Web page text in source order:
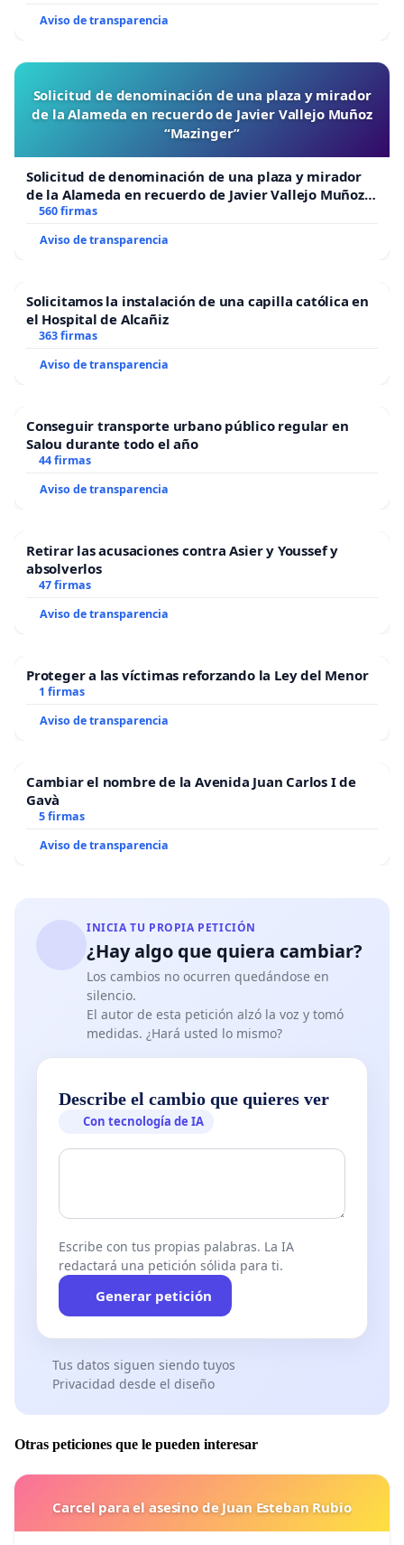
Aviso de transparencia
Solicitud de denominación de una plaza y mirador
de la Alameda en recuerdo de Javier Vallejo Muñoz
“Mazinger”
Solicitud de denominación de una plaza y mirador
de la Alameda en recuerdo de Javier Vallejo Muñoz
“Mazinger”
560 firmas
Aviso de transparencia
Solicitamos la instalación de una capilla católica en
el Hospital de Alcañiz
363 firmas
Aviso de transparencia
Conseguir transporte urbano público regular en
Salou durante todo el año
44 firmas
Aviso de transparencia
Retirar las acusaciones contra Asier y Youssef y
absolverlos
47 firmas
Aviso de transparencia
Proteger a las víctimas reforzando la Ley del Menor
1 firmas
Aviso de transparencia
Cambiar el nombre de la Avenida Juan Carlos I de
Gavà
5 firmas
Aviso de transparencia
INICIA TU PROPIA PETICIÓN
¿Hay algo que quiera cambiar?
Los cambios no ocurren quedándose en
silencio.
El autor de esta petición alzó la voz y tomó
medidas. ¿Hará usted lo mismo?
Describe el cambio que quieres ver
Con tecnología de IA
Escribe con tus propias palabras. La IA
redactará una petición sólida para ti.
Generar petición
Tus datos siguen siendo tuyos
Privacidad desde el diseño
Otras peticiones que le pueden interesar
Carcel para el asesino de Juan Esteban Rubio